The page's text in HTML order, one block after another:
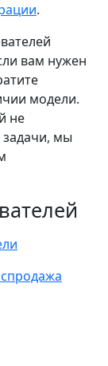
.
вам нужен
модели.
не
мы